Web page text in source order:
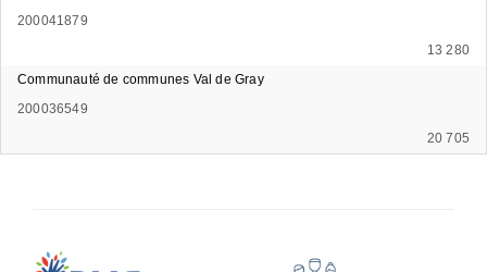
200041879
13 280
Communauté de communes Val de Gray
200036549
20 705